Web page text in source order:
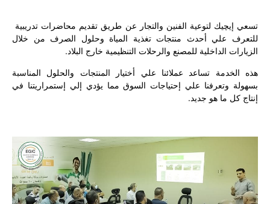
تسعي إيچيك لتوعية الفنين والتجار عن طريق تقديم محاضرات تدريبية
للتعرف علي أحدث منتجات تغذية المياة وحلول الصرف من خلال
الزيارات الداخلية للمصنع والرحلات التنظيمية خارج البلاد.
هذه الخدمة تساعد عملائنا علي أختيار المنتجات والحلول المناسبة
بسهولة وتعرفنا علي إحتياجات السوق مما يؤدي إلي إستمراريتنا في
إنتاج كل ما هو جديد.